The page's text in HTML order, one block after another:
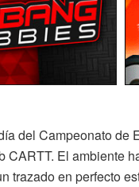
del Campeonato de
CARTT. El ambiente
trazado en perfecto